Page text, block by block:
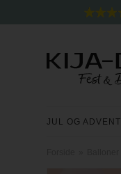
JUL OG ADVENT